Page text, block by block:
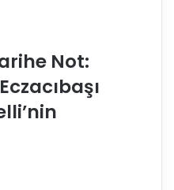
Not: